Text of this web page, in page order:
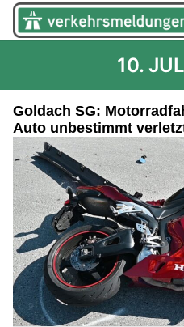
10.
Goldach SG:
Auto unbestimmt